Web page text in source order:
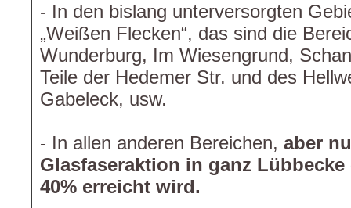
- In den bislang unterversorgten
„Weißen Flecken“, das sind die
Wunderburg, Im Wiesengrund,
Teile der Hedemer Str. und des
Gabeleck, usw.
- In allen anderen Bereichen, aber
Glasfaseraktion in ganz
40% erreicht wird.